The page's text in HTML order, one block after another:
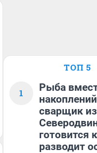
ТОП 5
1
Рыба
сварщик из
готовится
разводит